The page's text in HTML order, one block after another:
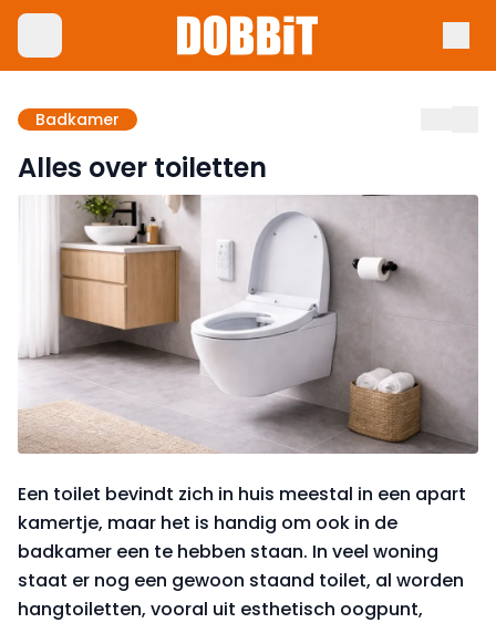
Badkamer
Alles over toiletten
Een toilet bevindt zich in huis meestal in een apart
kamertje, maar het is handig om ook in de
badkamer een te hebben staan. In veel woning
staat er nog een gewoon staand toilet, al worden
hangtoiletten, vooral uit esthetisch oogpunt,